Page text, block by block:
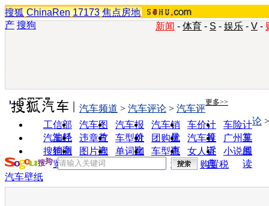
搜狐 ChinaRen 17173 焦点房地
产 搜狗 新闻 - 体育 - S - 娱乐 - V -
实用工具 更多>>
工信部
油耗
汽车图
片
汽车报
价
汽车销
量
车价计
算
车险计
算
汽车经
销商
违章查
询
车型对
比
团购优
惠
汽车投
诉
广州车
展
搜狗浏
览器
图片欣
赏
单词翻
车型查
询
女人宝
典
小说阅
读
汽车频道 > 汽车评论 > 汽车评
论
购置税
汽车壁纸